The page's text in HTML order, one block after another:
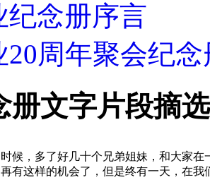
纪念册序言
20周年聚会纪
册文字片段摘选
候，多了好几十个兄弟姐妹，和大家
有这样的机会了，但是终有一天，在